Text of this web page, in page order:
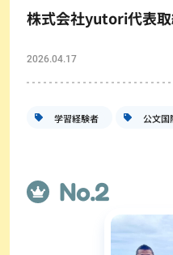
株式会社yutori代表
2026.04.17
学習経験者 公文国